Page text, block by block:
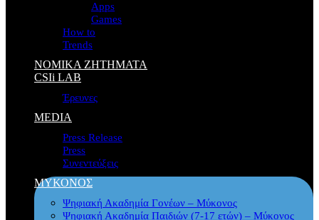
Apps
Games
How to
Trends
ΝΟΜΙΚΑ ΖΗΤΗΜΑΤΑ
CSIi LAB
Έρευνες
MEDIA
Press Release
Press
Συνεντεύξεις
ΜΥΚΟΝΟΣ
Ψηφιακή Ακαδημία Γονέων – Μύκονος
Ψηφιακή Ακαδημία Παιδιών (7-17 ετών) – Μύκονος